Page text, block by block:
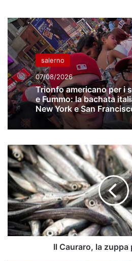
salerno
07/08/2026
Trionfo americano per i
e Fummo: la bachata
New York e San
Il
Cauraro,
la
zuppa
pisciottana
Il Cauraro, la